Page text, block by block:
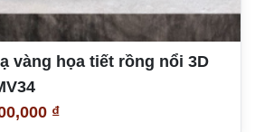
vàng họa tiết rồng nổi 3D
₫